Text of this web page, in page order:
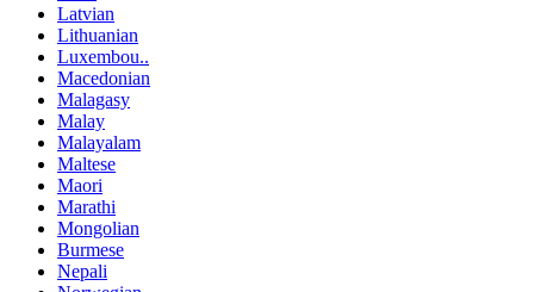
Latvian
Lithuanian
Luxembou..
Macedonian
Malagasy
Malay
Malayalam
Maltese
Maori
Marathi
Mongolian
Burmese
Nepali